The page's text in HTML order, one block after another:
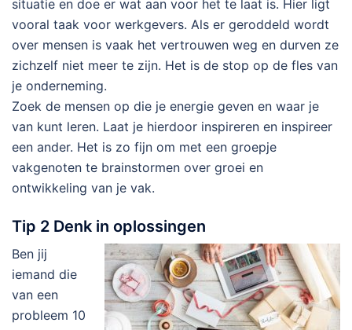
situatie en doe er wat aan voor het te laat is. Hier ligt
vooral taak voor werkgevers. Als er geroddeld wordt
over mensen is vaak het vertrouwen weg en durven ze
zichzelf niet meer te zijn. Het is de stop op de fles van
je onderneming.
Zoek de mensen op die je energie geven en waar je
van kunt leren. Laat je hierdoor inspireren en inspireer
een ander. Het is zo fijn om met een groepje
vakgenoten te brainstormen over groei en
ontwikkeling van je vak.
Tip 2 Denk in oplossingen
Ben jij
iemand die
van een
probleem 10